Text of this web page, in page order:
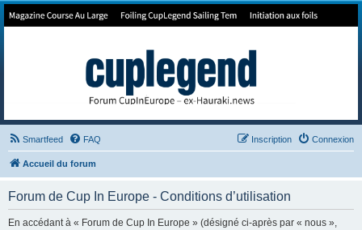
Forum de Cup In Europe
Smartfeed FAQ Connexion
Inscription
Accueil du forum
Forum de Cup In Europe - Conditions d’utilisation
En accédant à « Forum de Cup In Europe » (désigné ci-après par « nous »,